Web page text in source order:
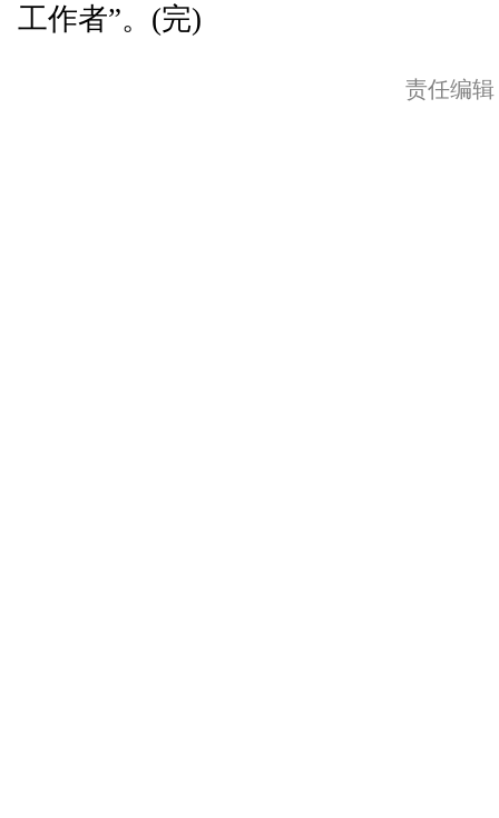
工作者”。(完)
责任编